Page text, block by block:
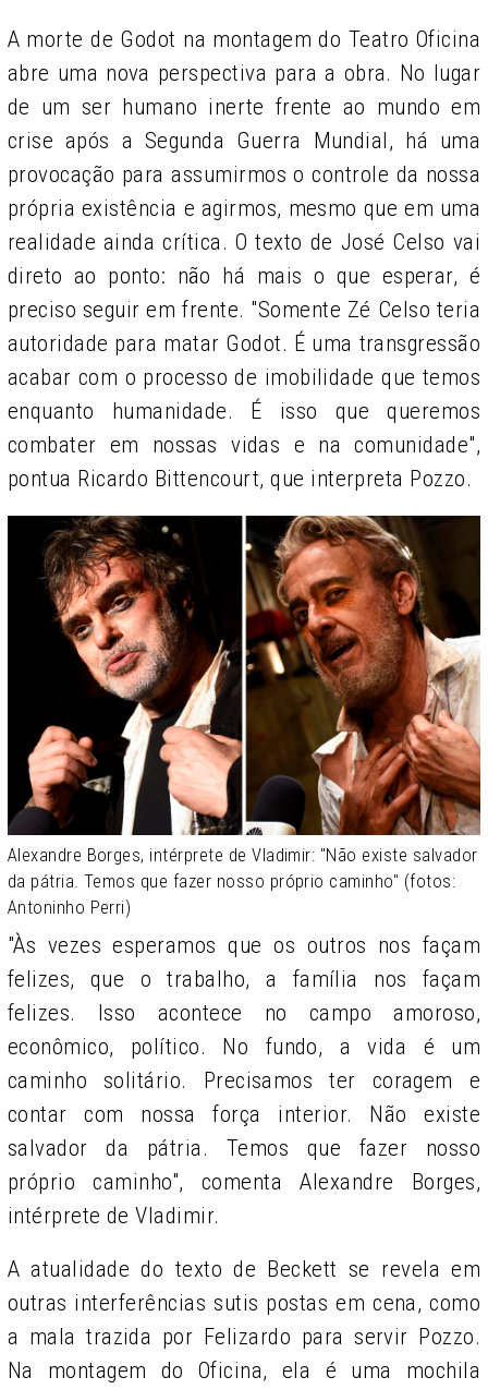
A morte de Godot na montagem do Teatro Oficina
abre uma nova perspectiva para a obra. No lugar
de um ser humano inerte frente ao mundo em
crise após a Segunda Guerra Mundial, há uma
provocação para assumirmos o controle da nossa
própria existência e agirmos, mesmo que em uma
realidade ainda crítica. O texto de José Celso vai
direto ao ponto: não há mais o que esperar, é
preciso seguir em frente. "Somente Zé Celso teria
autoridade para matar Godot. É uma transgressão
acabar com o processo de imobilidade que temos
enquanto humanidade. É isso que queremos
combater em nossas vidas e na comunidade",
pontua Ricardo Bittencourt, que interpreta Pozzo.
Alexandre Borges, intérprete de Vladimir: "Não existe salvador
da pátria. Temos que fazer nosso próprio caminho" (fotos:
Antoninho Perri)
"Às vezes esperamos que os outros nos façam
felizes, que o trabalho, a família nos façam
felizes. Isso acontece no campo amoroso,
econômico, político. No fundo, a vida é um
caminho solitário. Precisamos ter coragem e
contar com nossa força interior. Não existe
salvador da pátria. Temos que fazer nosso
próprio caminho", comenta Alexandre Borges,
intérprete de Vladimir.
A atualidade do texto de Beckett se revela em
outras interferências sutis postas em cena, como
a mala trazida por Felizardo para servir Pozzo.
Na montagem do Oficina, ela é uma mochila